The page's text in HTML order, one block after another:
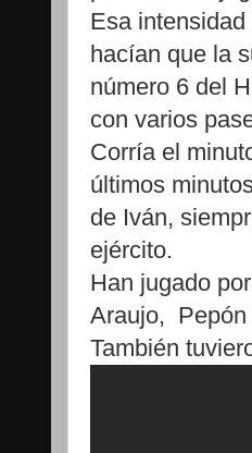
Esa
hacían que la
número 6 del
con varios
Corría el
últimos
de Iván,
ejército.
Han jugado
Araujo, Pepón
También